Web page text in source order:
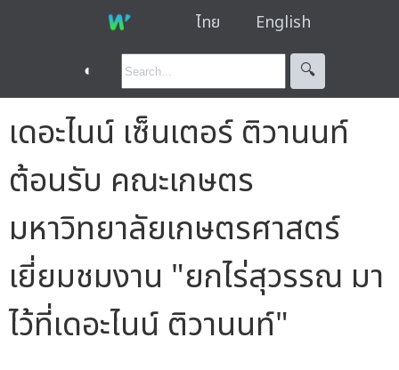
ไทย English
◐ 🔍︎
เดอะไนน์ เซ็นเตอร์ ติวานนท์
ต้อนรับ คณะเกษตร
มหาวิทยาลัยเกษตรศาสตร์
เยี่ยมชมงาน "ยกไร่สุวรรณ มา
ไว้ที่เดอะไนน์ ติวานนท์"